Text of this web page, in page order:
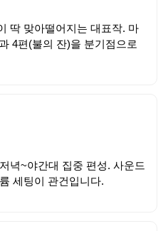
딱 맞아떨어지는 대표작. 마
4편(불의 잔)을 분기점으로
녁~야간대 집중 편성. 사운드
세팅이 관건입니다.